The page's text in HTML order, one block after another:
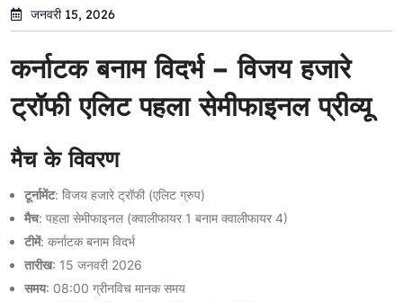
जनवरी 15, 2026
कर्नाटक बनाम विदर्भ – विजय हजारे
ट्रॉफी एलिट पहला सेमीफाइनल प्रीव्यू
मैच के विवरण
टूर्नामेंट: विजय हजारे ट्रॉफी (एलिट ग्रुप)
मैच: पहला सेमीफाइनल (क्वालीफायर 1 बनाम क्वालीफायर 4)
टीमें: कर्नाटक बनाम विदर्भ
तारीख: 15 जनवरी 2026
समय: 08:00 ग्रीनविच मानक समय